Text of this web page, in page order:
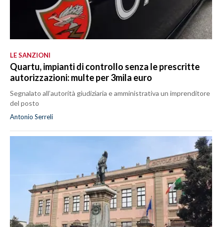
LE SANZIONI
Quartu, impianti di controllo senza le prescritte
autorizzazioni: multe per 3mila euro
Segnalato all’autorità giudiziaria e amministrativa un imprenditore
del posto
Antonio Serreli